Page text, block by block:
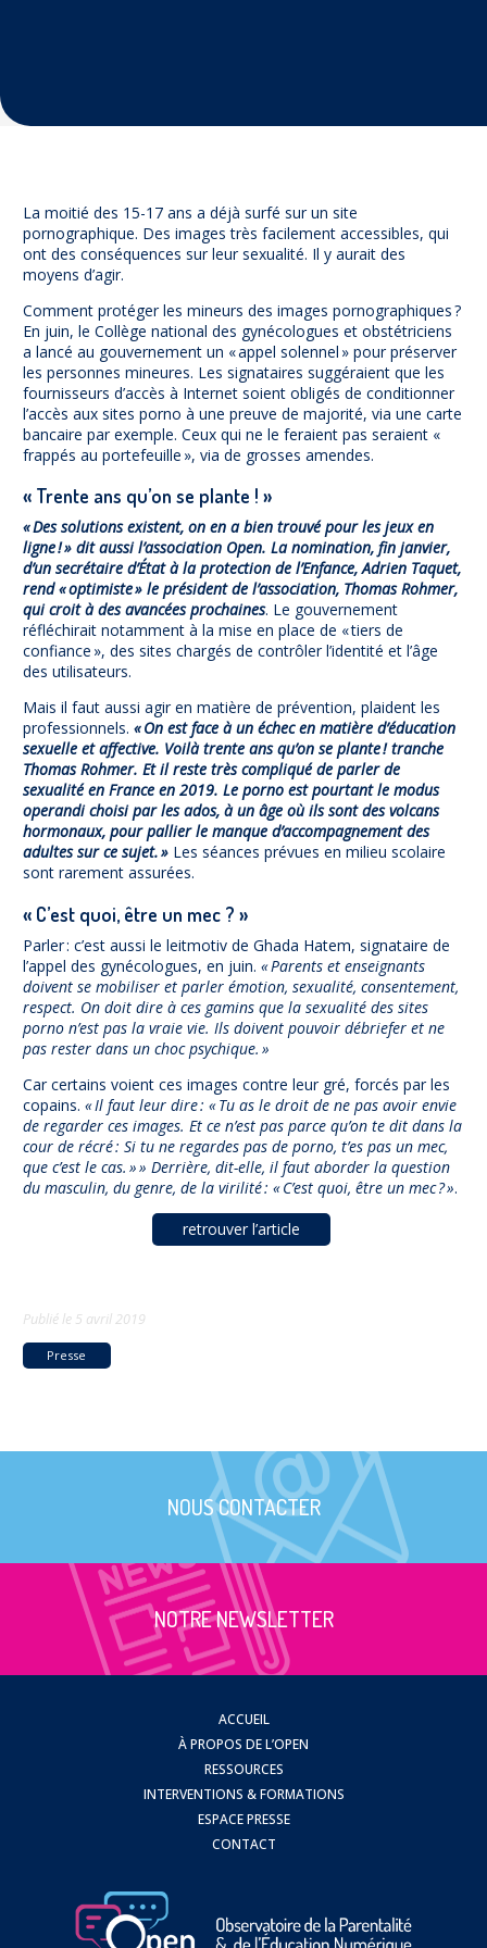
Espace presse
La moitié des 15-17 ans a déjà surfé sur un site
pornographique. Des images très facilement accessibles, qui
ont des conséquences sur leur sexualité. Il y aurait des
moyens d’agir.
Comment protéger les mineurs des images pornographiques ?
En juin, le Collège national des gynécologues et obstétriciens
a lancé au gouvernement un « appel solennel » pour préserver
les personnes mineures. Les signataires suggéraient que les
fournisseurs d’accès à Internet soient obligés de conditionner
l’accès aux sites porno à une preuve de majorité, via une carte
bancaire par exemple. Ceux qui ne le feraient pas seraient «
frappés au portefeuille », via de grosses amendes.
« Trente ans qu’on se plante ! »
« Des solutions existent, on en a bien trouvé pour les jeux en
ligne ! » dit aussi l’association Open. La nomination, fin janvier,
d’un secrétaire d’État à la protection de l’Enfance, Adrien Taquet,
rend « optimiste » le président de l’association, Thomas Rohmer,
qui croit à des avancées prochaines. Le gouvernement
réfléchirait notamment à la mise en place de « tiers de
confiance », des sites chargés de contrôler l’identité et l’âge
des utilisateurs.
Mais il faut aussi agir en matière de prévention, plaident les
professionnels. « On est face à un échec en matière d’éducation
sexuelle et affective. Voilà trente ans qu’on se plante ! tranche
Thomas Rohmer. Et il reste très compliqué de parler de
sexualité en France en 2019. Le porno est pourtant le modus
operandi choisi par les ados, à un âge où ils sont des volcans
hormonaux, pour pallier le manque d’accompagnement des
adultes sur ce sujet. » Les séances prévues en milieu scolaire
sont rarement assurées.
« C’est quoi, être un mec ? »
Parler : c’est aussi le leitmotiv de Ghada Hatem, signataire de
l’appel des gynécologues, en juin. « Parents et enseignants
doivent se mobiliser et parler émotion, sexualité, consentement,
respect. On doit dire à ces gamins que la sexualité des sites
porno n’est pas la vraie vie. Ils doivent pouvoir débriefer et ne
pas rester dans un choc psychique. »
Car certains voient ces images contre leur gré, forcés par les
copains. « Il faut leur dire : « Tu as le droit de ne pas avoir envie
de regarder ces images. Et ce n’est pas parce qu’on te dit dans la
cour de récré : Si tu ne regardes pas de porno, t’es pas un mec,
que c’est le cas. » » Derrière, dit-elle, il faut aborder la question
du masculin, du genre, de la virilité : « C’est quoi, être un mec ? ».
retrouver l’article
Publié le 5 avril 2019
Presse
NOUS CONTACTER
NOTRE NEWSLETTER
ACCUEIL
À PROPOS DE L’OPEN
RESSOURCES
INTERVENTIONS & FORMATIONS
ESPACE PRESSE
CONTACT